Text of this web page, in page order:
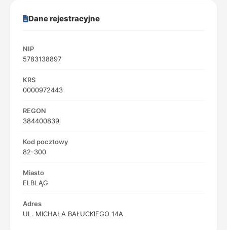
Dane rejestracyjne
NIP
5783138897
KRS
0000972443
REGON
384400839
Kod pocztowy
82-300
Miasto
ELBLĄG
Adres
UL. MICHAŁA BAŁUCKIEGO 14A